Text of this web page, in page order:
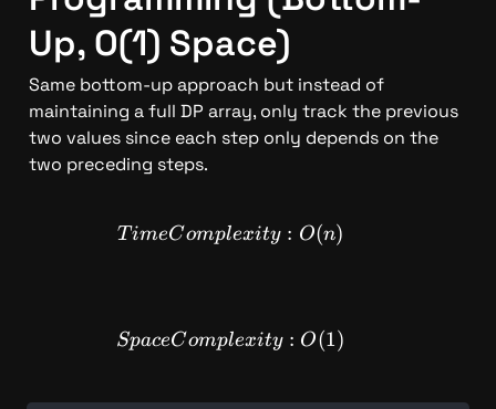
Up, O(1) Space)
Same bottom-up approach but instead of
maintaining a full DP array, only track the previous
two values since each step only depends on the
two preceding steps.
TimeComplexity: O(n)
T imeComplexity : O(n)
SpaceComplexity: O(1)
SpaceComplexity : O(1)